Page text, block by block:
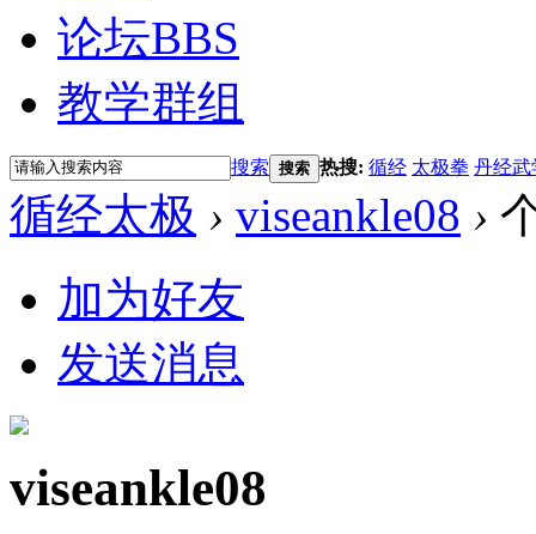
论坛BBS
教学群组
搜索 搜索 热搜: 循经 太极拳 丹经武
循经太极 › viseankle08 ›
加为好友
发送消息
viseankle08